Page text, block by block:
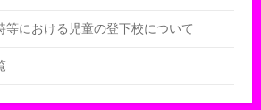
等における児童の登下校について